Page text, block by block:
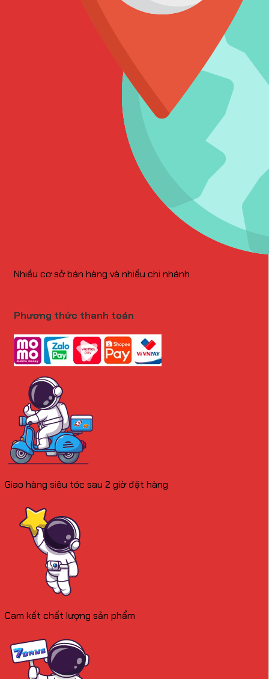
Nhiều cơ sở bán hàng và nhiều chi nhánh
Phương thức thanh toán
Giao hàng siêu tóc sau 2 giờ đặt hàng
Cam kết chất lượng sản phẩm